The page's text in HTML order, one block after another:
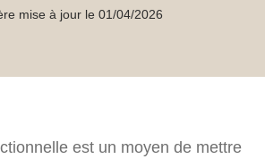
mise à jour le 01/04/2026
est un moyen de mettre